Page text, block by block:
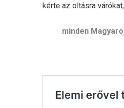
kérte az oltásra
minden